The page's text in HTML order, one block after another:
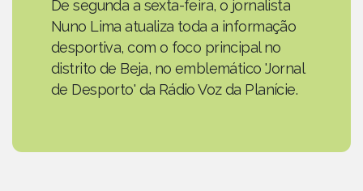
De segunda a sexta-feira, o jornalista
Nuno Lima atualiza toda a informação
desportiva, com o foco principal no
distrito de Beja, no emblemático 'Jornal
de Desporto' da Rádio Voz da Planície.